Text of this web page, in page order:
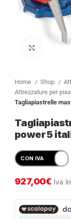
Home Shop
Attrezzature per
Tagliapiastrelle
power 5
927,00€ Iva